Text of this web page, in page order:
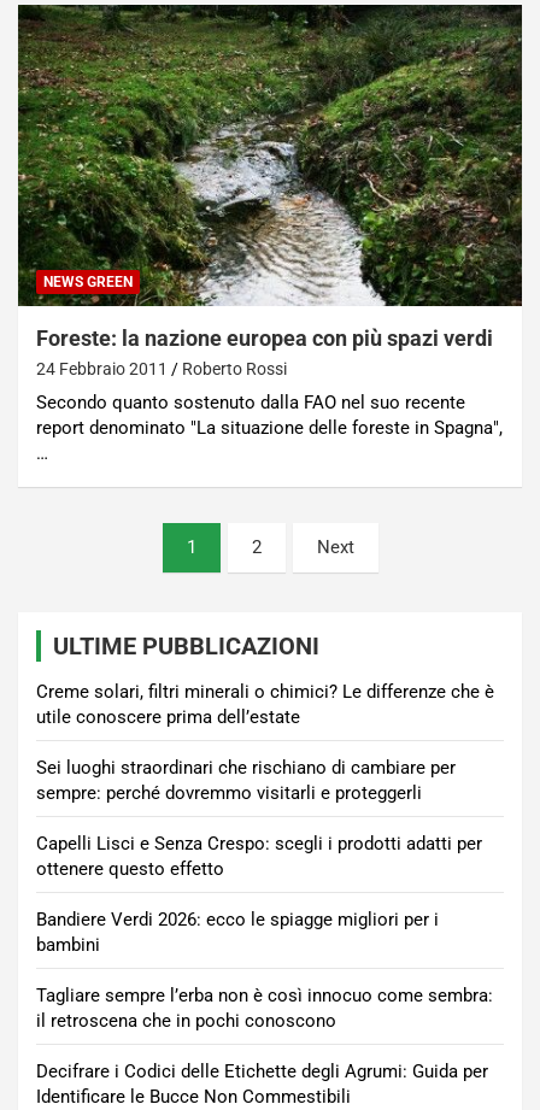
NEWS GREEN
Foreste: la nazione europea con più spazi verdi
24 Febbraio 2011 Roberto Rossi
Secondo quanto sostenuto dalla FAO nel suo recente
report denominato "La situazione delle foreste in Spagna",
…
1 2 Next
ULTIME PUBBLICAZIONI
Creme solari, filtri minerali o chimici? Le differenze che è
utile conoscere prima dell’estate
Sei luoghi straordinari che rischiano di cambiare per
sempre: perché dovremmo visitarli e proteggerli
Capelli Lisci e Senza Crespo: scegli i prodotti adatti per
ottenere questo effetto
Bandiere Verdi 2026: ecco le spiagge migliori per i
bambini
Tagliare sempre l’erba non è così innocuo come sembra:
il retroscena che in pochi conoscono
Decifrare i Codici delle Etichette degli Agrumi: Guida per
Identificare le Bucce Non Commestibili